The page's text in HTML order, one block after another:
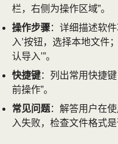
栏，右侧为操作区域”。
操作步骤：详细描述软
入’按钮，选择本地文件
认导入’”。
快捷键：列出常用快捷
前操作”。
常见问题：解答用户在
入失败，检查文件格式是